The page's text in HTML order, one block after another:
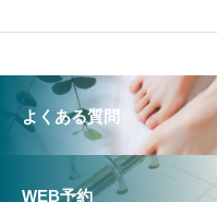
よくある質問
WEB予約